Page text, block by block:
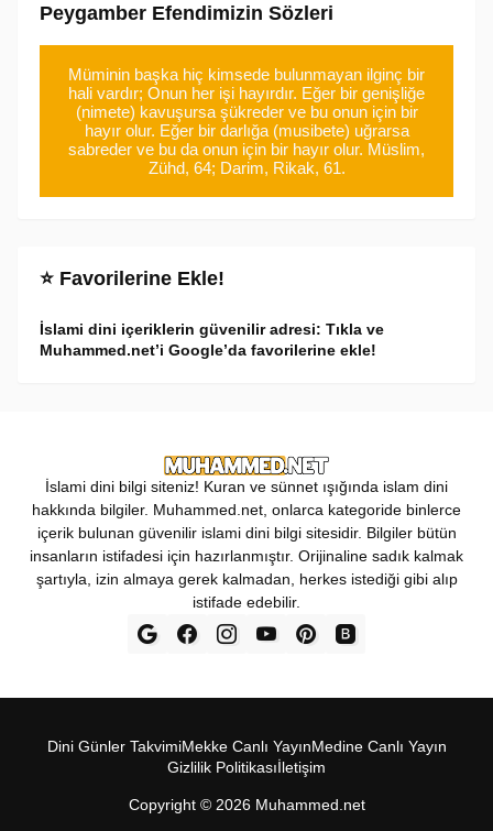
Peygamber Efendimizin Sözleri
Müminin başka hiç kimsede bulunmayan ilginç bir
hali vardır; Onun her işi hayırdır. Eğer bir genişliğe
(nimete) kavuşursa şükreder ve bu onun için bir
hayır olur. Eğer bir darlığa (musibete) uğrarsa
sabreder ve bu da onun için bir hayır olur. Müslim,
Zühd, 64; Darim, Rikak, 61.
⭐ Favorilerine Ekle!
İslami dini içeriklerin güvenilir adresi: Tıkla ve
Muhammed.net’i Google’da favorilerine ekle!
İslami dini bilgi siteniz! Kuran ve sünnet ışığında islam dini
hakkında bilgiler. Muhammed.net, onlarca kategoride binlerce
içerik bulunan güvenilir islami dini bilgi sitesidir. Bilgiler bütün
insanların istifadesi için hazırlanmıştır. Orijinaline sadık kalmak
şartıyla, izin almaya gerek kalmadan, herkes istediği gibi alıp
istifade edebilir.
Copyright © 2026 Muhammed.net
Dini Günler TakvimiMekke Canl‎ı Yay‎ınMedine Canl‎ı Yayı‎n
Gizlilik Politikas‎ıİletişim